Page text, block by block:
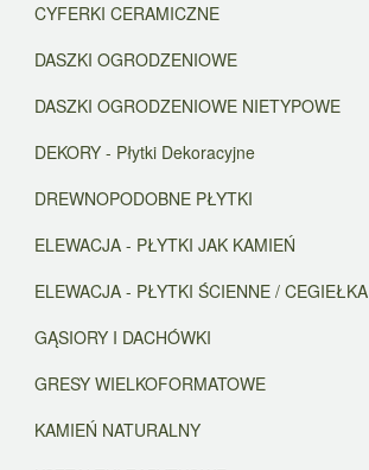
CYFERKI CERAMICZNE
DASZKI OGRODZENIOWE
DASZKI OGRODZENIOWE NIETYPOWE
DEKORY - Płytki Dekoracyjne
DREWNOPODOBNE PŁYTKI
ELEWACJA - PŁYTKI JAK KAMIEŃ
ELEWACJA - PŁYTKI ŚCIENNE / CEGIEŁKA
GĄSIORY I DACHÓWKI
GRESY WIELKOFORMATOWE
KAMIEŃ NATURALNY